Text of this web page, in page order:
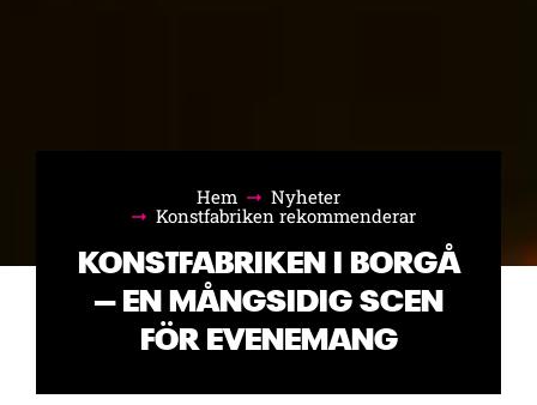
Hem
Nyheter
Konstfabriken rekommenderar
KONSTFABRIKEN I BORGÅ
– EN MÅNGSIDIG SCEN
FÖR EVENEMANG